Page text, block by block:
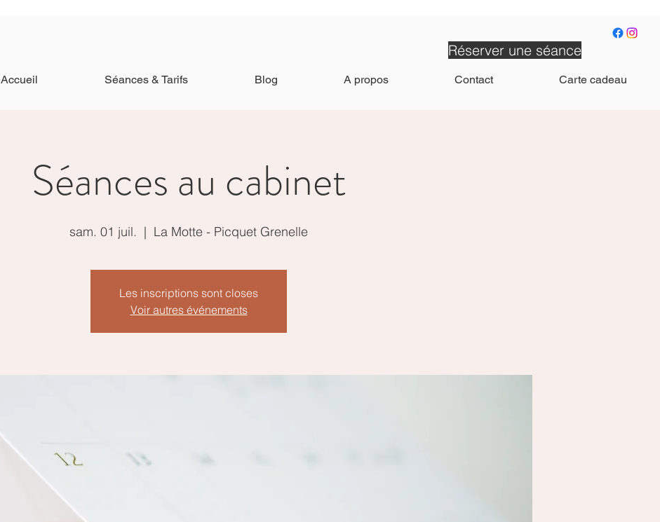
Réserver une séance
Accueil Séances & Tarifs Blog A propos Contact Carte cadeau
Séances au cabinet
sam. 01 juil.
  |
La Motte - Picquet Grenelle
Les inscriptions sont closes
Voir autres événements